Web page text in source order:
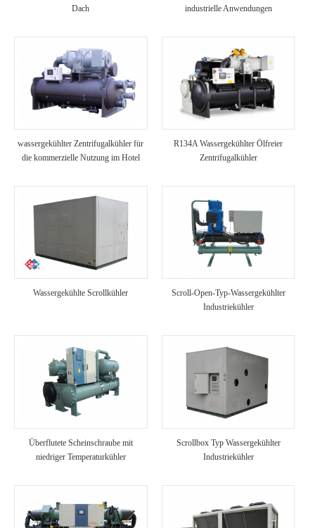
Dach
industrielle Anwendungen
wassergekühlter Zentrifugalkühler für
die kommerzielle Nutzung im Hotel
R134A Wassergekühlter Ölfreier
Zentrifugalkühler
Wassergekühlte Scrollkühler
Scroll-Open-Typ-Wassergekühlter
Industriekühler
Überflutete Scheinschraube mit
niedriger Temperaturkühler
Scrollbox Typ Wassergekühlter
Industriekühler